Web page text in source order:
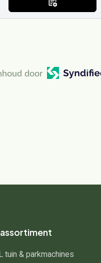
door
tuin & parkmachines